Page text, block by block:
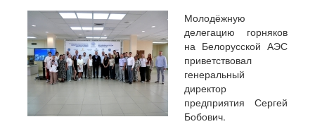
Молодёжную
делегацию горняков
на Белорусской АЭС
приветствовал
генеральный
директор
предприятия Сергей
Бобович.